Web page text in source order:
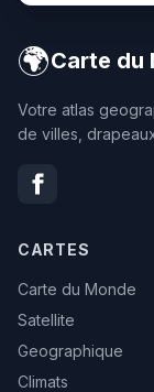
🌍Carte du
Votre atlas
de villes,
CARTES
Carte du Monde
Satellite
Geographique
Climats